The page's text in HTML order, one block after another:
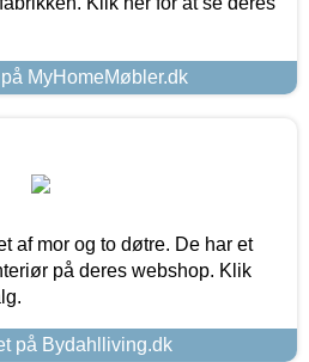
MyHomeMøbler.dk
af mor og to døtre. De har et
på deres webshop. Klik
på Bydahlliving.dk